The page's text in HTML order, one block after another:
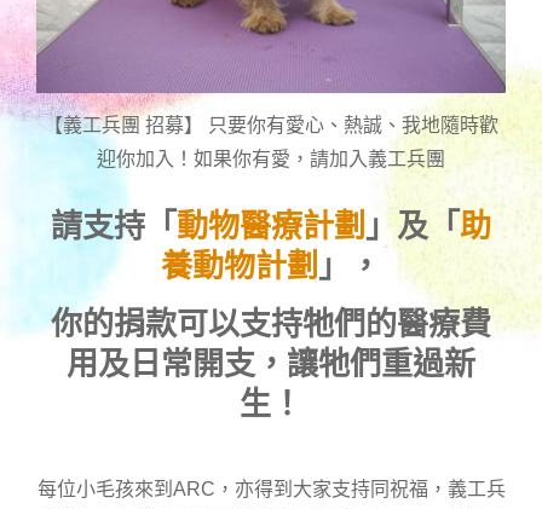
【義工兵團 招募】 只要你有愛心、熱誠、我地隨時歡
迎你加入！如果你有愛，請加入義工兵團
請支持「 動物醫療計劃 」及「 助
養動物計劃 」，
你的捐款可以支持牠們的醫療費
用及日常開支，讓牠們重過新
生！
每位小毛孩來到ARC，亦得到大家支持同祝福，義工兵